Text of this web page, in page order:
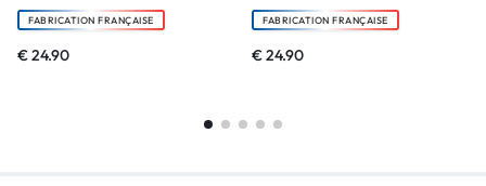
FABRICATION FRANÇAISE
€24.90
FABRICATION FRANÇAISE
€24.90